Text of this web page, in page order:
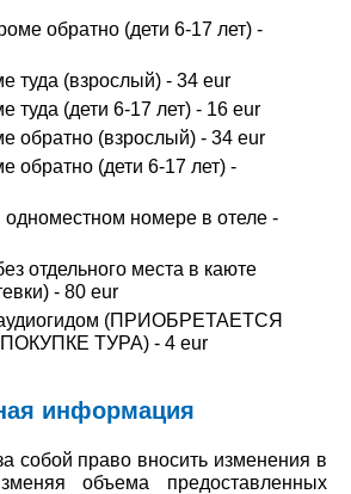
обратно (дети 6-17 лет) -
туда (взрослый) - 34 eur
туда (дети 6-17 лет) - 16 eur
обратно (взрослый) - 34 eur
обратно (дети 6-17 лет) -
номере в отеле -
отдельного места в каюте
- 80 eur
(ПРИОБРЕТАЕТСЯ
ТУРА) - 4 eur
информация
собой право вносить изменения в
объема предоставленных